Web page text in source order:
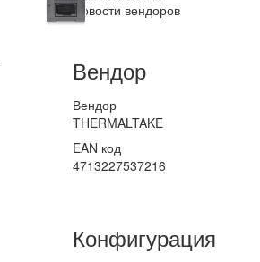
Новости вендоров
Вендор
Вендор
THERMALTAKE
EAN код
4713227537216
Конфигурация